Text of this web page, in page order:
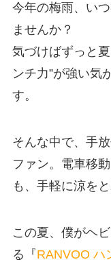
今年の梅雨、い
ませんか？
気づけばずっと
ンチ力”が強い気
す。
そんな中で、手
ファン。電車移
も、手軽に涼を
この夏、僕がヘ
る『RANVOO ハ